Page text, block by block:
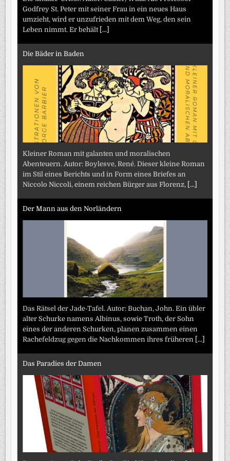
Godfrey St. Peter mit seiner Frau in ein neues Haus
umzieht, wird er unzufrieden mit dem Weg, den sein
Leben nimmt. Er behält [...]
Die Bäder in Baden
Kleiner Roman mit galanten und moralischen
Abenteuern. Autor: Boylesve, René. Dieser kleine Roman
im Stil eines Berichts und in Form eines Briefes an
Niccolo Niccoli, einem reichen Bürger aus Florenz, [...]
Der Mann aus den Norländern
Das Rätsel der Jade-Tafel. Autor: Buchan, John. Ein übler
alter Schurke namens Albinus, sowie Troth, der Sohn
eines der anderen Schurken, planen zusammen einen
Rachefeldzug gegen die Nachkommen ihres früheren [...]
Das Paradies der Damen